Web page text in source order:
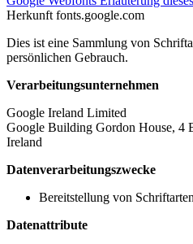
Herkunft fonts.google.com
Dies ist eine Sammlung von
persönlichen Gebrauch.
Verarbeitungsunternehmen
Google Ireland Limited
Google Building Gordon House, 4
Ireland
Datenverarbeitungszwecke
Bereitstellung von Schriftarten
Datenattribute